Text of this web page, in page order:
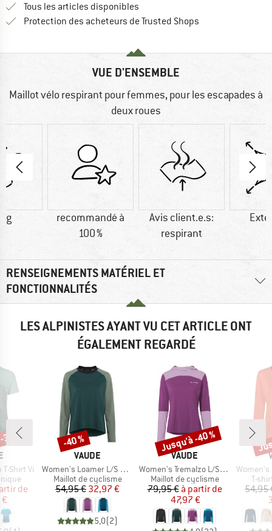
Tous les articles disponibles
Protection des acheteurs de Trusted Shops
VUE D'ENSEMBLE
Maillot vélo respirant pour femmes, pour les escapades à
deux roues
g
recommandé à
100 %
Avis client.e.s:
respirant
RENSEIGNEMENTS MATÉRIEL ET
FONCTIONNALITÉS
LES ALPINISTES AYANT VU CET ARTICLE ONT
ÉGALEMENT REGARDÉ
Shirt Vi
réduit
de
%
MARQUE
VAUDE
Article
Women's Loamer L/S Shirt
Product group
Maillot de cyclisme
Prix
54,95 € Prix réduit
32,97 €
5,0(2)
Remise
-40 %
MARQUE
VAUDE
Article
Women's Tremalzo L/S Shirt
Product group
Maillot de cyclisme
Prix
79,95 € Prix réduit
à partir de
47,97 €
Remise
Jusqu'à -40 %
Article
Women's
T-
54,95